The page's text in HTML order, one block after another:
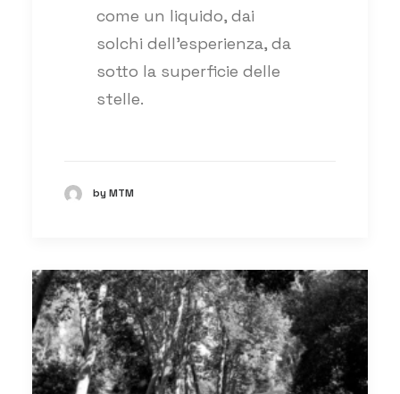
come un liquido, dai
solchi dell’esperienza, da
sotto la superficie delle
stelle.
by MTM